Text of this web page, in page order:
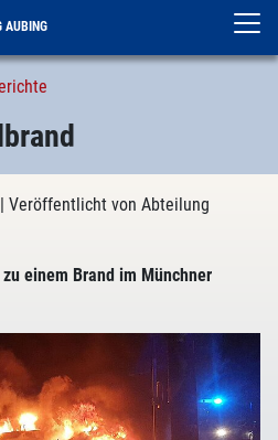
AUBING
| Veröffentlicht von Abteilung
einem Brand im Münchner